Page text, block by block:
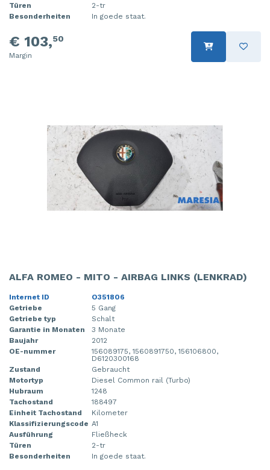
Türen
2-tr
Besonderheiten
In goede staat.
€ 103,50
Margin
ALFA ROMEO - MITO - AIRBAG LINKS (LENKRAD)
Internet ID
O351806
Getriebe
5 Gang
Getriebe typ
Schalt
Garantie in Monaten
3 Monate
Baujahr
2012
OE-nummer
156089175, 1560891750, 156106800,
D6120300168
Zustand
Gebraucht
Motortyp
Diesel Common rail (Turbo)
Hubraum
1248
Tachostand
188497
Einheit Tachostand
Kilometer
Klassifizierungscode A1
Ausführung
Fließheck
Türen
2-tr
Besonderheiten
In goede staat.